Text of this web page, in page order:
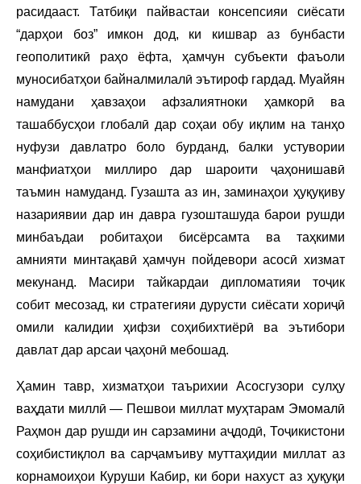
расидааст. Татбиқи пайвастаи консепсияи сиёсати
“дарҳои боз” имкон дод, ки кишвар аз бунбасти
геополитикӣ раҳо ёфта, ҳамчун субъекти фаъоли
муносибатҳои байналмилалӣ эътироф гардад. Муайян
намудани ҳавзаҳои афзалиятноки ҳамкорӣ ва
ташаббусҳои глобалӣ дар соҳаи обу иқлим на танҳо
нуфузи давлатро боло бурданд, балки устувории
манфиатҳои миллиро дар шароити ҷаҳонишавӣ
таъмин намуданд. Гузашта аз ин, заминаҳои ҳуқуқиву
назариявии дар ин давра гузошташуда барои рушди
минбаъдаи робитаҳои бисёрсамта ва таҳкими
амнияти минтақавӣ ҳамчун пойдевори асосӣ хизмат
мекунанд. Масири тайкардаи дипломатияи тоҷик
собит месозад, ки стратегияи дурусти сиёсати хориҷӣ
омили калидии ҳифзи соҳибихтиёрӣ ва эътибори
давлат дар арсаи ҷаҳонӣ мебошад.
Ҳамин тавр, хизматҳои таърихии Асосгузори сулҳу
ваҳдати миллӣ — Пешвои миллат муҳтарам Эмомалӣ
Раҳмон дар рушди ин сарзамини аҷдодӣ, Тоҷикистони
соҳибистиқлол ва сарҷамъиву муттаҳидии миллат аз
корнамоиҳои Куруши Кабир, ки бори нахуст аз ҳуқуқи